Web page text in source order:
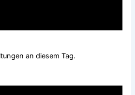
an diesem Tag.